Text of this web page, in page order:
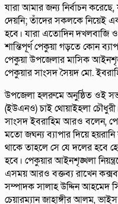
যারা আমার জন্য নির্বাচন করেছে,
দেয়নি; তাঁদের সকলকে নিয়েই
হবে। যারা এতোদিন দখলবাজি
শান্তিপূর্ণ পেকুয়া গড়তে কোন
পেকুয়া উপজেলার মাসিক
পেকুয়ার সাংসদ সৈয়দ মো.
উপজেলা হলরুমে অনুষ্ঠিত ওই
(ইউএনও) চাই থোয়াইহলা
সাংসদ ইবরাহিম আরও বলেন,
মতো জঘন্য ব্যাপার দিয়ে
থাকে তাহলে সে যে দলের
হবে। পেকুয়ার আইনশৃঙ্খলা
এসময় আরও বক্তব্য রাখেন
সম্পাদক সালাহ উদ্দিন আহমেদ
চেয়ারম্যান জাহাঙ্গীর আলম,